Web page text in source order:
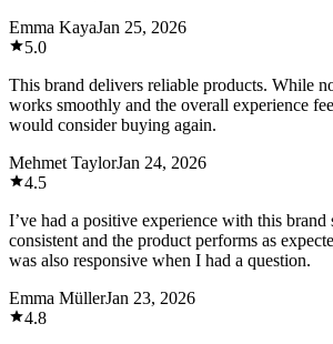
Emma KayaJan 25, 2026
5.0
This brand delivers reliable products. While
works smoothly and the overall experience
would consider buying again.
Mehmet TaylorJan 24, 2026
4.5
I’ve had a positive experience with this
consistent and the product performs as
was also responsive when I had a question.
Emma MüllerJan 23, 2026
4.8